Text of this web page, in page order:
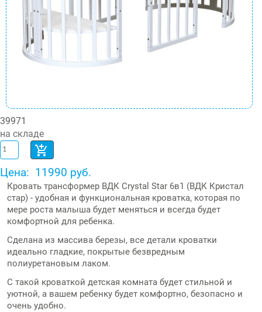
39971
на складе
Цена: 11990 руб.
Кровать трансформер ВДК Crystal Star 6в1 (ВДК Кристал
стар) - удобная и функциональная кроватка, которая по
мере роста малыша будет меняться и всегда будет
комфортной для ребенка.
Сделана из массива березы, все детали кроватки
идеально гладкие, покрытые безвредным
полиуретановым лаком.
С такой кроваткой детская комната будет стильной и
уютной, а вашем ребенку будет комфортно, безопасно и
очень удобно.